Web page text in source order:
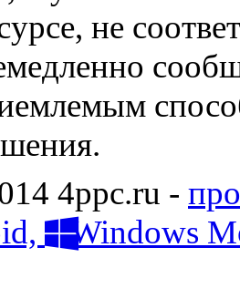
не
4ppc.ru -
Windows